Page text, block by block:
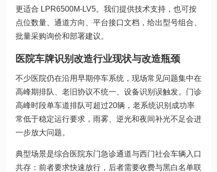
更适合 LPR6500M-LV5。我们提供技术支持，也可按
点位数量、通道方向、平台接口文档，给出型号组合、
批量采购询价和部署建议。
医院车牌识别改造行业现状与改造瓶颈
不少医院仍在沿用早期停车系统，现场常见问题集中在
高峰期排队、老旧协议不统一、设备识别误触发。门诊
高峰时段单车道排队可超过20辆，老系统识别成功率
常低于稳定运行要求，雨雾、逆光和夜间补光不足会进
一步放大问题。
典型场景是综合医院东门急诊通道与西门社会车辆入口
共存：前者要求快速放行，后者需要收费与黑白名单联